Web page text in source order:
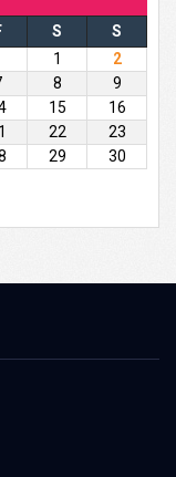
S
S
1
2
8
9
15
16
22
23
29 30